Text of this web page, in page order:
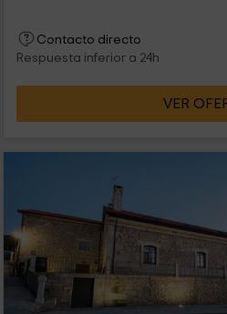
habitaciones dobles, y que
Entre las zonas comunes, podrás
ocio que te ofrecen. Y todo esto, en Vilvestre que se
Contacto directo
Respuesta inferior a 24h
VER